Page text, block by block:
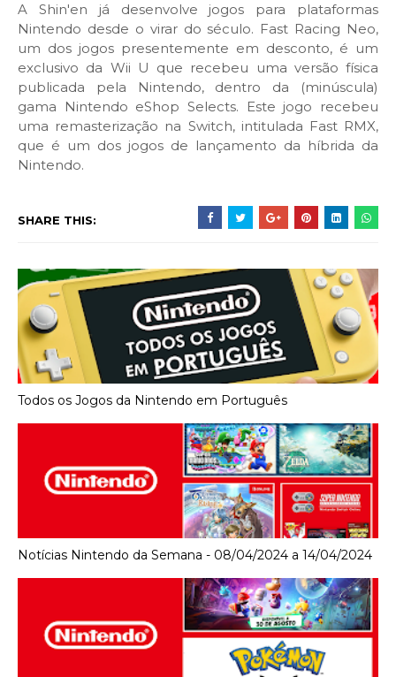
A Shin'en já desenvolve jogos para plataformas
Nintendo desde o virar do século. Fast Racing Neo,
um dos jogos presentemente em desconto, é um
exclusivo da Wii U que recebeu uma versão física
publicada pela Nintendo, dentro da (minúscula)
gama Nintendo eShop Selects. Este jogo recebeu
uma remasterização na Switch, intitulada Fast RMX,
que é um dos jogos de lançamento da híbrida da
Nintendo.
SHARE THIS:
Todos os Jogos da Nintendo em Português
Notícias Nintendo da Semana - 08/04/2024 a 14/04/2024